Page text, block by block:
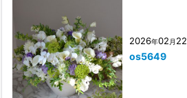
2026年02 月 22
os5649